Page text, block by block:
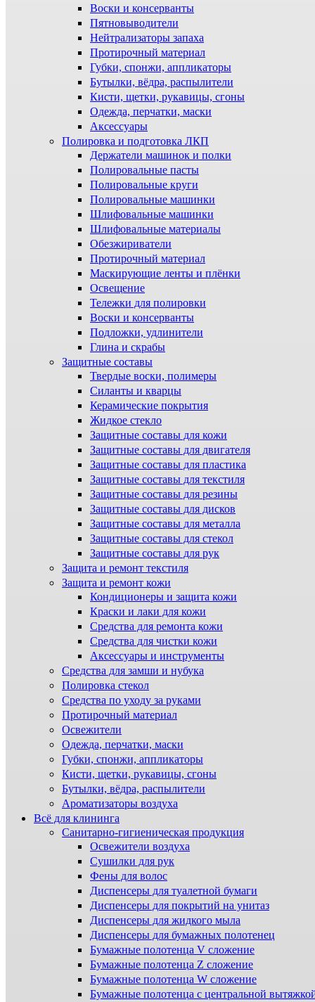
Воски и консерванты
Пятновыводители
Нейтрализаторы запаха
Протирочный материал
Губки, спонжи, аппликаторы
Бутылки, вёдра, распылители
Кисти, щетки, рукавицы, сгоны
Одежда, перчатки, маски
Аксессуары
Полировка и подготовка ЛКП
Держатели машинок и полки
Полировальные пасты
Полировальные круги
Полировальные машинки
Шлифовальные машинки
Шлифовальные материалы
Обезжириватели
Протирочный материал
Маскирующие ленты и плёнки
Освещение
Тележки для полировки
Воски и консерванты
Подложки, удлинители
Глина и скрабы
Защитные составы
Твердые воски, полимеры
Силанты и кварцы
Керамические покрытия
Жидкое стекло
Защитные составы для кожи
Защитные составы для двигателя
Защитные составы для пластика
Защитные составы для текстиля
Защитные составы для резины
Защитные составы для дисков
Защитные составы для металла
Защитные составы для стекол
Защитные составы для рук
Защита и ремонт текстиля
Защита и ремонт кожи
Кондиционеры и защита кожи
Краски и лаки для кожи
Средства для ремонта кожи
Средства для чистки кожи
Аксессуары и инструменты
Средства для замши и нубука
Полировка стекол
Средства по уходу за руками
Протирочный материал
Освежители
Одежда, перчатки, маски
Губки, спонжи, аппликаторы
Кисти, щетки, рукавицы, сгоны
Бутылки, вёдра, распылители
Ароматизаторы воздуха
Всё для клининга
Санитарно-гигиеническая продукция
Освежители воздуха
Сушилки для рук
Фены для волос
Диспенсеры для туалетной бумаги
Диспенсеры для покрытий на унитаз
Диспенсеры для жидкого мыла
Диспенсеры для бумажных полотенец
Бумажные полотенца V сложение
Бумажные полотенца Z сложение
Бумажные полотенца W сложение
Бумажные полотенца с центральной